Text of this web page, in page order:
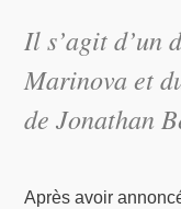
Il s’agit d’un
Marinova et
de Jonathan
Après avoir